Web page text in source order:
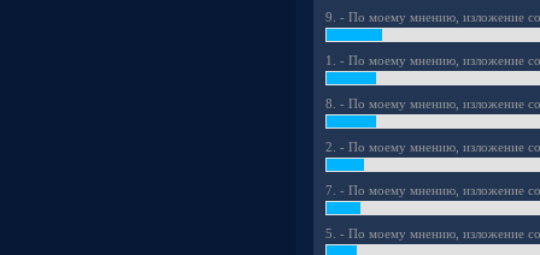
9. - По моему мнению, изложение
1. - По моему мнению, изложение
8. - По моему мнению, изложение
2. - По моему мнению, изложение
7. - По моему мнению, изложение
5. - По моему мнению, изложение